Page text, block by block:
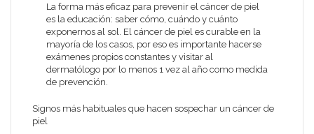
La forma más eficaz para prevenir el cáncer de piel
es la educación: saber cómo, cuándo y cuánto
exponernos al sol. El cáncer de piel es curable en la
mayoría de los casos, por eso es importante hacerse
exámenes propios constantes y visitar al
dermatólogo por lo menos 1 vez al año como medida
de prevención.
Signos más habituales que hacen sospechar un cáncer de
piel